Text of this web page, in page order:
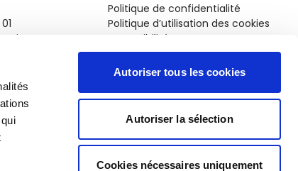
Autoriser tous les cookies
Autoriser la sélection
Cookies nécessaires uniquement
Politique de confidentialité
Politique d’utilisation des cookies
Accessibilité